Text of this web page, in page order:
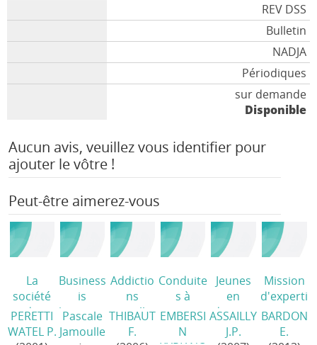
REV DSS
Bulletin
NADJA
Périodiques
sur demande
Disponible
Aucun avis, veuillez vous identifier pour
ajouter le vôtre !
Peut-être aimerez-vous
La
société
du
risque /
PERETTI
WATEL P.
Business
is
business
/
Pascale
Jamoulle
Addictio
ns
sexuelles
/
THIBAUT
F.
Conduite
s à
risque
des
EMBERSI
N
Jeunes
en
danger.
Les
ASSAILLY
J.P.
Mission
d'experti
se
auprès
BARDON
E.